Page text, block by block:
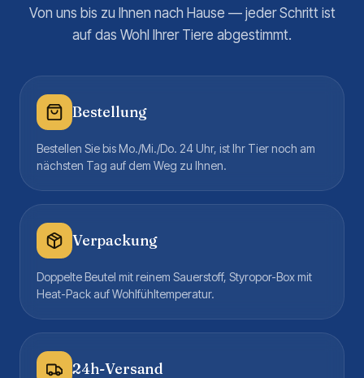
Von uns bis zu Ihnen nach Hause — jeder Schritt ist
auf das Wohl Ihrer Tiere abgestimmt.
Bestellung
Bestellen Sie bis Mo./Mi./Do. 24 Uhr, ist Ihr Tier noch am
nächsten Tag auf dem Weg zu Ihnen.
Verpackung
Doppelte Beutel mit reinem Sauerstoff, Styropor-Box mit
Heat-Pack auf Wohlfühltemperatur.
24h-Versand